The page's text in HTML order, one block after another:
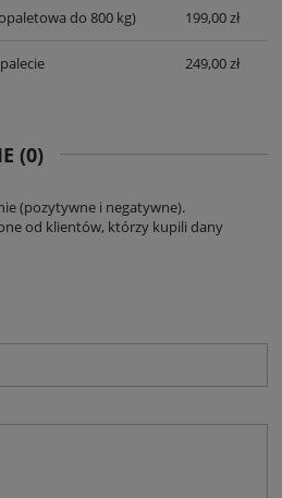
do 800 kg) 199,00 zł
249,00 zł
(0)
(pozytywne i negatywne).
od klientów, którzy kupili dany